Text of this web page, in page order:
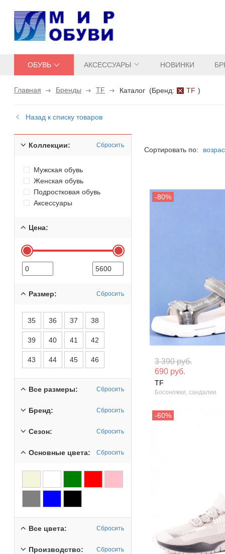
ОБУВЬ АКСЕССУАРЫ НОВИНКИ
Главная Бренды TF Каталог (Бренд: TF )
Назад к списку товаров
Коллекции: Сбросить
Мужская обувь
Женская обувь
Подростковая обувь
Аксессуары
Цена:
Размер: Сбросить
35 36 37 38
39 40 41 42
43 44 45 46
Все размеры: Сбросить
Бренд: Сбросить
Сезон: Сбросить
Основные цвета: Сбросить
Все цвета: Сбросить
Производство: Сбросить
Сортировать по:
Материал вверха: Текстиль
Сезон: Лето
3 390 руб.
690 руб.
TF
Босоножки, сандалии
Материал
кожа